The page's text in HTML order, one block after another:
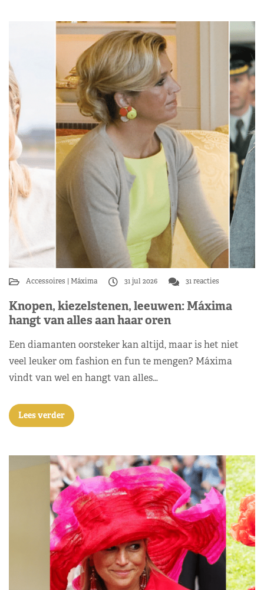
Accessoires Máxima 31 jul 2026 31 reacties
Knopen, kiezelstenen, leeuwen: Máxima
hangt van alles aan haar oren
Een diamanten oorsteker kan altijd, maar is het niet
veel leuker om fashion en fun te mengen? Máxima
vindt van wel en hangt van alles…
Lees verder